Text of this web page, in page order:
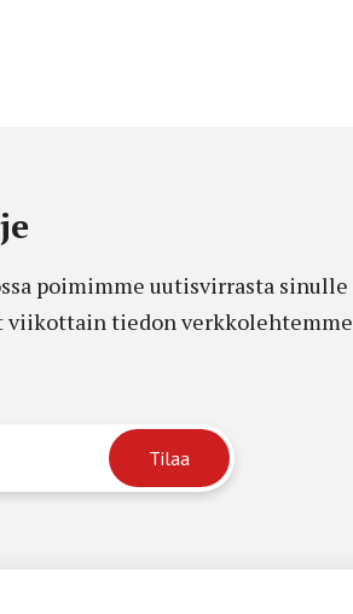
poimimme uutisvirrasta sinulle
viikottain tiedon verkkolehtemme